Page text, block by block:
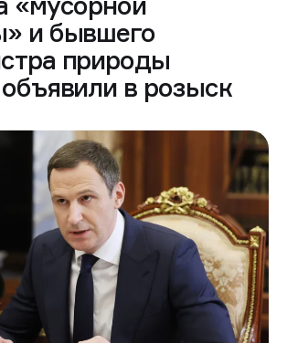
и бывшего
природы
в розыск